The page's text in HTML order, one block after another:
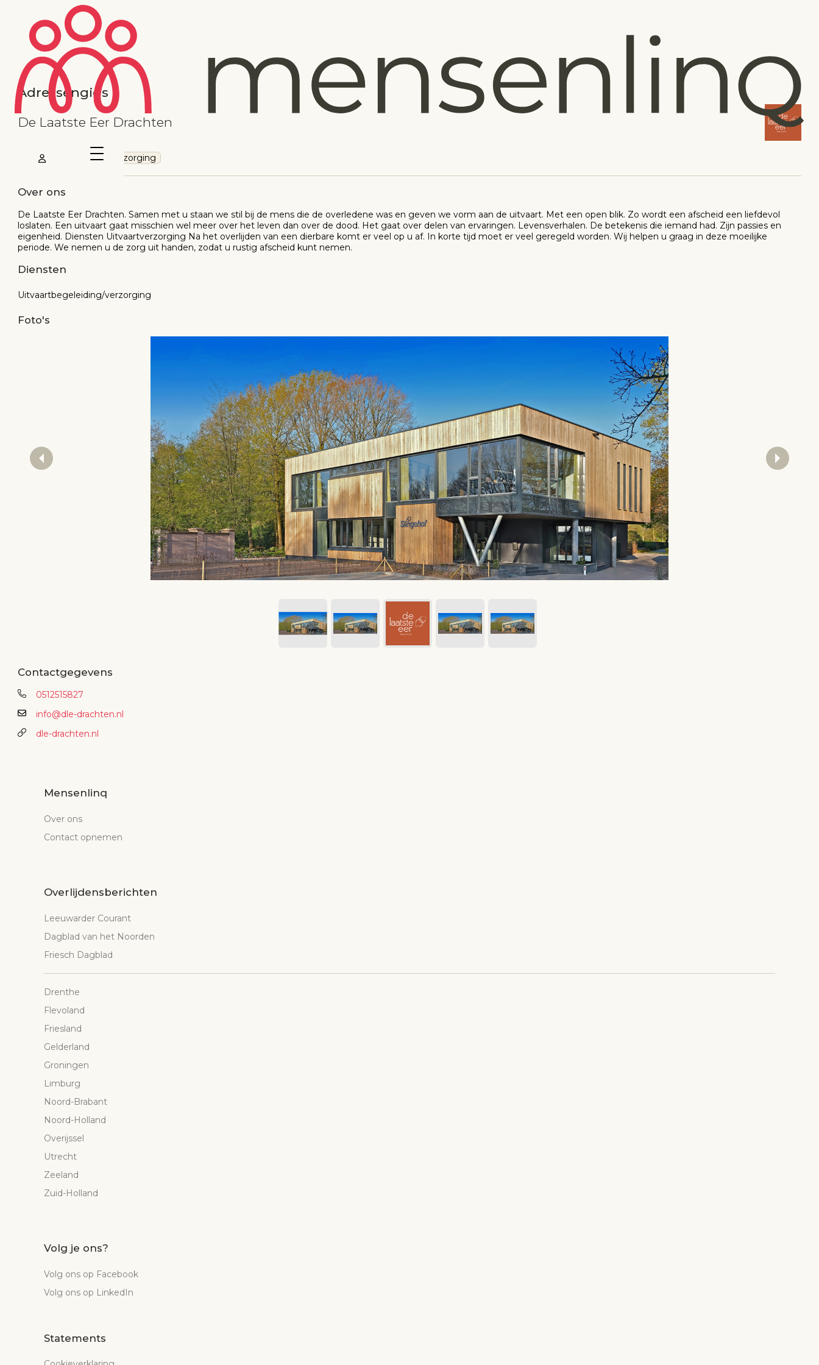
Adressengids
De Laatste Eer Drachten
Uitvaartbegeleiding/verzorging
Over ons
De Laatste Eer Drachten. Samen met u staan we stil bij de mens die de overledene was en geven we vorm aan de uitvaart. Met een open blik. Zo wordt een afscheid een liefdevol
loslaten. Een uitvaart gaat misschien wel meer over het leven dan over de dood. Het gaat over delen van ervaringen. Levensverhalen. De betekenis die iemand had. Zijn passies en
eigenheid. Diensten Uitvaartverzorging Na het overlijden van een dierbare komt er veel op u af. In korte tijd moet er veel geregeld worden. Wij helpen u graag in deze moeilijke
periode. We nemen u de zorg uit handen, zodat u rustig afscheid kunt nemen.
Diensten
Uitvaartbegeleiding/verzorging
Foto's
Contactgegevens
0512515827
info@dle-drachten.nl
dle-drachten.nl
Mensenlinq
Over ons
Contact opnemen
Overlijdensberichten
Leeuwarder Courant
Dagblad van het Noorden
Friesch Dagblad
Drenthe
Flevoland
Friesland
Gelderland
Groningen
Limburg
Noord-Brabant
Noord-Holland
Overijssel
Utrecht
Zeeland
Zuid-Holland
Volg je ons?
Volg ons op Facebook
Volg ons op LinkedIn
Statements